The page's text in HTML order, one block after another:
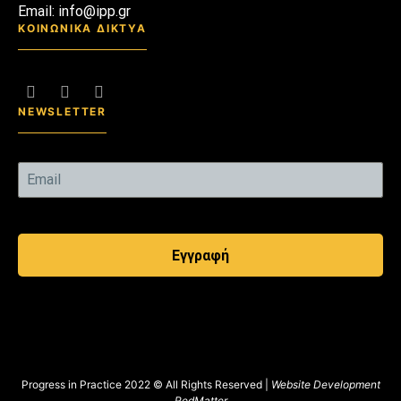
Email: info@ipp.gr
ΚΟΙΝΩΝΙΚΑ ΔΙΚΤΥΑ
NEWSLETTER
Εγγραφή
Progress in Practice 2022 © All Rights Reserved | Website Development